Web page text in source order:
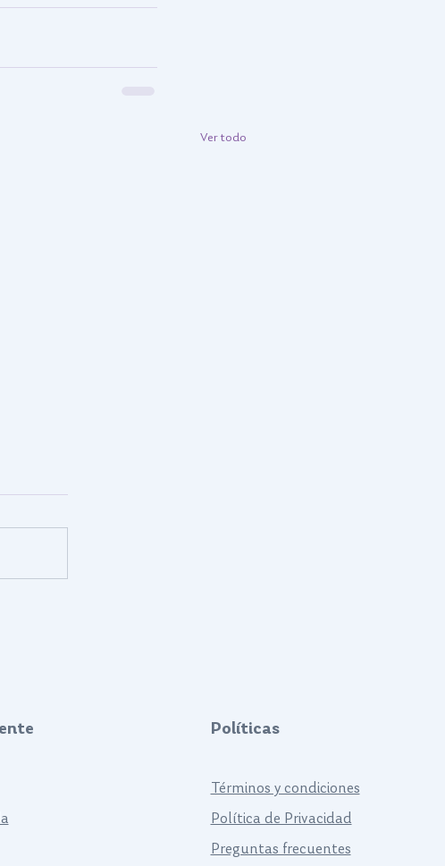
Ver todo
Políticas
Términos y condiciones
Política de Privacidad
Preguntas frecuentes